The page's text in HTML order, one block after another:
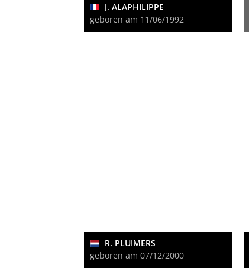
J. ALAPHILIPPE
geboren am 11/06/1992
R. PLUIMERS
geboren am 07/12/2000